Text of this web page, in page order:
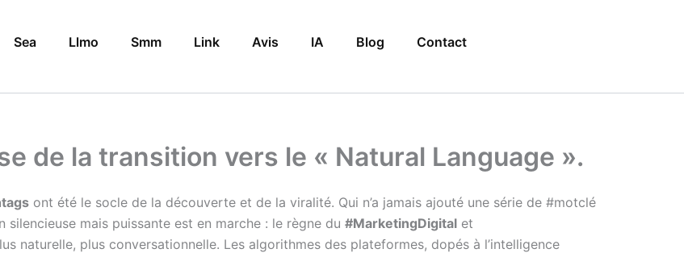
Sea Llmo Smm Link Avis IA Blog Contact
de la transition vers le « Natural Language ».
ont été le socle de la découverte et de la viralité. Qui n’a jamais ajouté une série de #motclé
silencieuse mais puissante est en marche : le règne du #MarketingDigital et
naturelle, plus conversationnelle. Les algorithmes des plateformes, dopés à l’intelligence